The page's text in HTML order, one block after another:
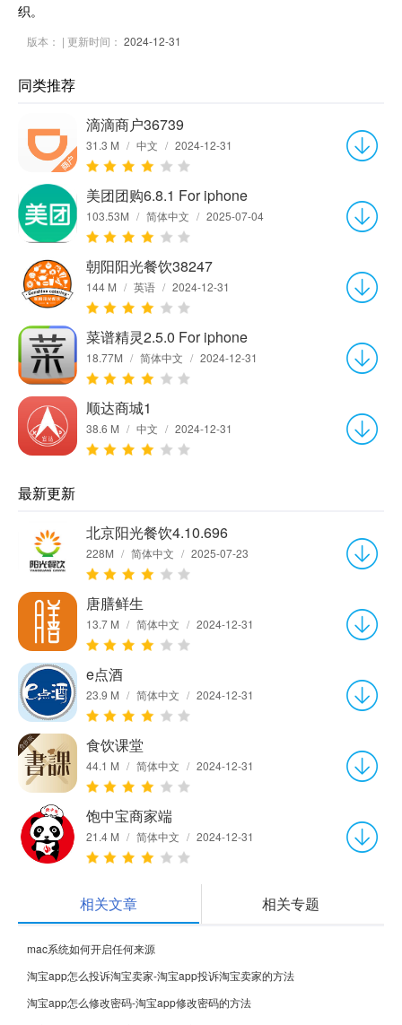
织。
版本： | 更新时间： 2024-12-31
同类推荐
滴滴商户36739
31.3 M / 中文 / 2024-12-31
美团团购6.8.1 For iphone
103.53M / 简体中文 / 2025-07-04
朝阳阳光餐饮38247
144 M / 英语 / 2024-12-31
菜谱精灵2.5.0 For iphone
18.77M / 简体中文 / 2024-12-31
顺达商城1
38.6 M / 中文 / 2024-12-31
最新更新
北京阳光餐饮4.10.696
228M / 简体中文 / 2025-07-23
唐膳鲜生
13.7 M / 简体中文 / 2024-12-31
e点酒
23.9 M / 简体中文 / 2024-12-31
食饮课堂
44.1 M / 简体中文 / 2024-12-31
饱中宝商家端
21.4 M / 简体中文 / 2024-12-31
相关文章 相关专题
mac系统如何开启任何来源
淘宝app怎么投诉淘宝卖家-淘宝app投诉淘宝卖家的方法
淘宝app怎么修改密码-淘宝app修改密码的方法